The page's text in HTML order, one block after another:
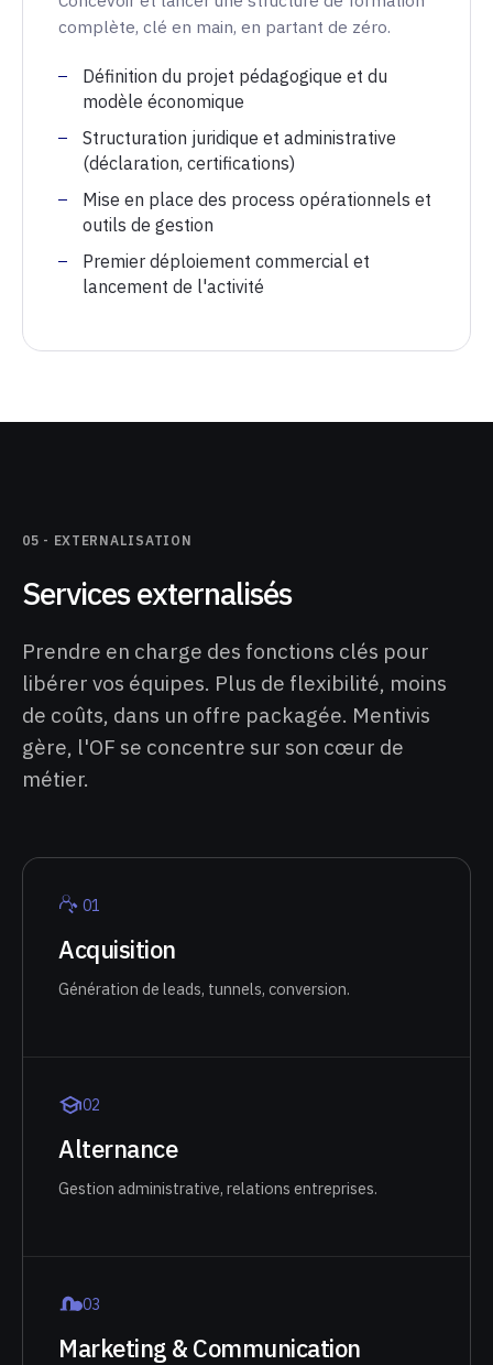
complète, clé en main, en partant de zéro.
Définition du projet pédagogique et du
modèle économique
Structuration juridique et administrative
(déclaration, certifications)
Mise en place des process opérationnels et
outils de gestion
Premier déploiement commercial et
lancement de l'activité
05 - EXTERNALISATION
Services externalisés
Prendre en charge des fonctions clés pour
libérer vos équipes. Plus de flexibilité, moins
de coûts, dans un offre packagée. Mentivis
gère, l'OF se concentre sur son cœur de
métier.
01
Acquisition
Génération de leads, tunnels, conversion.
02
Alternance
Gestion administrative, relations entreprises.
03
Marketing & Communication